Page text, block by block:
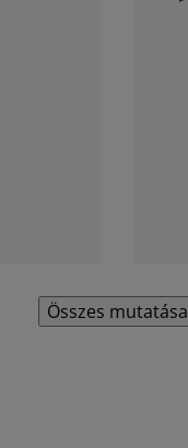
Összes mutatása